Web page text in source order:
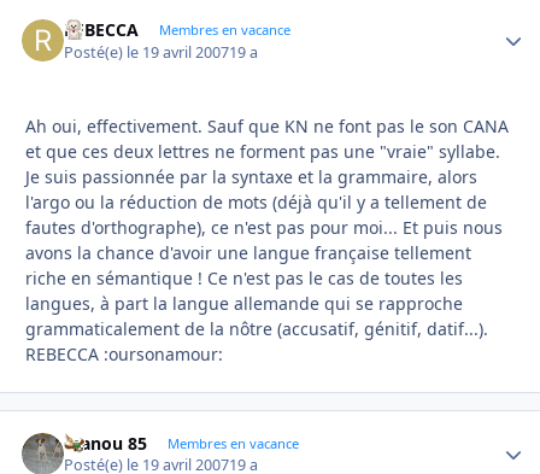
REBECCA Membres en vacance
Posté(e) le 19 avril 200719 a
Ah oui, effectivement. Sauf que KN ne font pas le son CANA
et que ces deux lettres ne forment pas une "vraie" syllabe.
Je suis passionnée par la syntaxe et la grammaire, alors
l'argo ou la réduction de mots (déjà qu'il y a tellement de
fautes d'orthographe), ce n'est pas pour moi... Et puis nous
avons la chance d'avoir une langue française tellement
riche en sémantique ! Ce n'est pas le cas de toutes les
langues, à part la langue allemande qui se rapproche
grammaticalement de la nôtre (accusatif, génitif, datif...).
REBECCA :oursonamour:
manou 85 Membres en vacance
Posté(e) le 19 avril 200719 a